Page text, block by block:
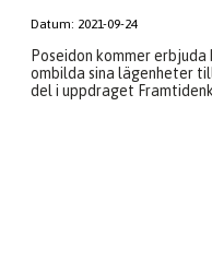
Datum: 2021-09-24
Poseidon kommer
ombilda sina lägenheter
del i uppdraget